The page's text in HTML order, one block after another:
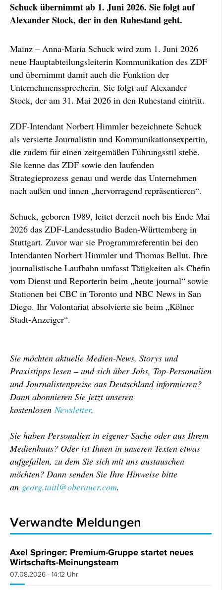
Schuck übernimmt ab 1. Juni 2026. Sie folgt auf
Alexander Stock, der in den Ruhestand geht.
Mainz – Anna-Maria Schuck wird zum 1. Juni 2026
neue Hauptabteilungsleiterin Kommunikation des ZDF
und übernimmt damit auch die Funktion der
Unternehmenssprecherin. Sie folgt auf Alexander
Stock, der am 31. Mai 2026 in den Ruhestand eintritt.
ZDF-Intendant Norbert Himmler bezeichnete Schuck
als versierte Journalistin und Kommunikationsexpertin,
die zudem für einen zeitgemäßen Führungsstil stehe.
Sie kenne das ZDF sowie den laufenden
Strategieprozess genau und werde das Unternehmen
nach außen und innen „hervorragend repräsentieren“.
Schuck, geboren 1989, leitet derzeit noch bis Ende Mai
2026 das ZDF-Landesstudio Baden-Württemberg in
Stuttgart. Zuvor war sie Programmreferentin bei den
Intendanten Norbert Himmler und Thomas Bellut. Ihre
journalistische Laufbahn umfasst Tätigkeiten als Chefin
vom Dienst und Reporterin beim „heute journal“ sowie
Stationen bei CBC in Toronto und NBC News in San
Diego. Ihr Volontariat absolvierte sie beim „Kölner
Stadt-Anzeiger“.
Sie möchten aktuelle Medien-News, Storys und
Praxistipps lesen – und sich über Jobs, Top-Personalien
und Journalistenpreise aus Deutschland informieren?
Dann abonnieren Sie jetzt unseren
kostenlosenNewsletter.
Sie haben Personalien in eigener Sache oder aus Ihrem
Medienhaus? Oder ist Ihnen in unseren Texten etwas
aufgefallen, zu dem Sie sich mit uns austauschen
möchten? Dann senden Sie Ihre Hinweise bitte
an georg.taitl@oberauer.com.
Verwandte Meldungen
Axel Springer: Premium-Gruppe startet neues
Wirtschafts-Meinungsteam
07.08.2026 - 14:12 Uhr